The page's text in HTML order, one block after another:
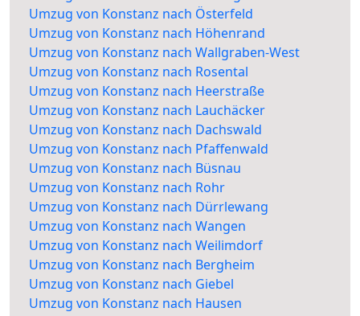
Umzug von Konstanz nach Österfeld
Umzug von Konstanz nach Höhenrand
Umzug von Konstanz nach Wallgraben-West
Umzug von Konstanz nach Rosental
Umzug von Konstanz nach Heerstraße
Umzug von Konstanz nach Lauchäcker
Umzug von Konstanz nach Dachswald
Umzug von Konstanz nach Pfaffenwald
Umzug von Konstanz nach Büsnau
Umzug von Konstanz nach Rohr
Umzug von Konstanz nach Dürrlewang
Umzug von Konstanz nach Wangen
Umzug von Konstanz nach Weilimdorf
Umzug von Konstanz nach Bergheim
Umzug von Konstanz nach Giebel
Umzug von Konstanz nach Hausen